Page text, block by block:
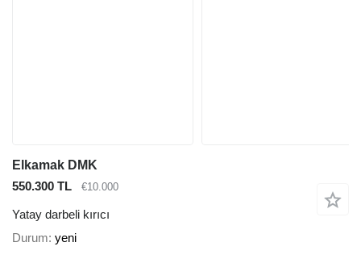
Elkamak DMK
550.300 TL
€10.000
Yatay darbeli kırıcı
Durum yeni